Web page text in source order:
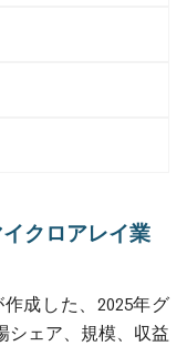
クロアレイ業
成した、2025年グ
シェア、規模、収益